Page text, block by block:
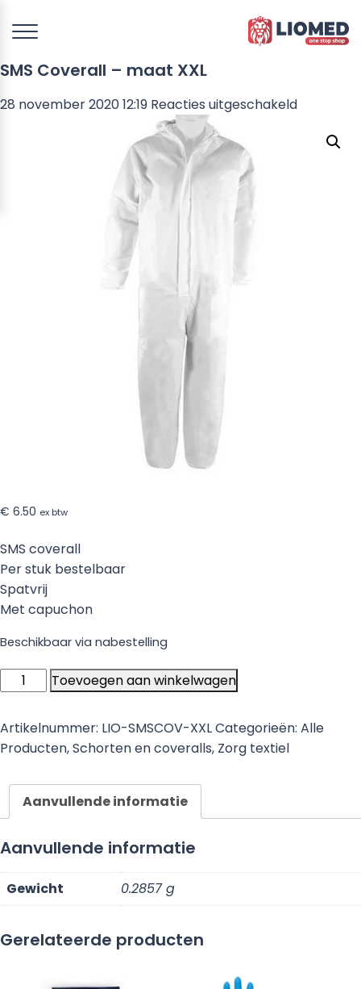
SMS Coverall – maat XXL
28 november 2020 12:19 Reacties uitgeschakeldvoor
Coverall
€ 6.50 ex btw
SMS coverall
Per stuk bestelbaar
Spatvrij
Met capuchon
Beschikbaar via nabestelling
SMS
Coverall
maat
XXL
Toevoegen aan winkelwagen
Artikelnummer: LIO-SMSCOV-XXLCategorieën: Alle
Producten,Schorten en coveralls, Zorg textiel
Aanvullende informatie
Aanvullende informatie
Gewicht 0.2857 g
Gerelateerde producten